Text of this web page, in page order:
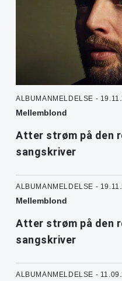
ALBUMANMELDELSE -
Mellemblond
Atter strøm på den
sangskriver
ALBUMANMELDELSE -
Mellemblond
Atter strøm på den
sangskriver
ALBUMANMELDELSE -